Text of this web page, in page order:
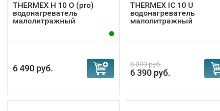
THERMEX H 10 O (pro)
водонагреватель
малолитражный
6 490 руб.
THERMEX IC 10 U
водонагреватель
малолитражный
8 090 руб.
6 390 руб.